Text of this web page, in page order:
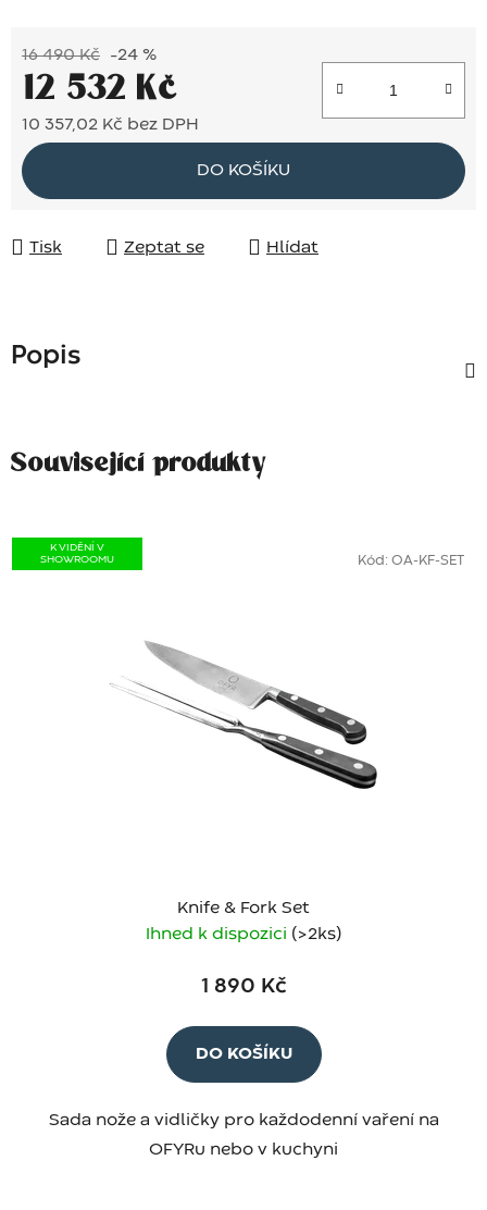
16 490 Kč –24 %
12 532 Kč
10 357,02 Kč bez DPH
Měrná cena:
DO KOŠÍKU
Tisk Zeptat se Hlídat
Popis
Související produkty
K VIDĚNÍ V
SHOWROOMU
Knife & Fork Set
Ihned k dispozici (>2 ks)
1 890 Kč
DO KOŠÍKU
Sada nože a vidličky pro každodenní vaření na
OFYRu nebo v kuchyni
Kód: OA-KF-SET